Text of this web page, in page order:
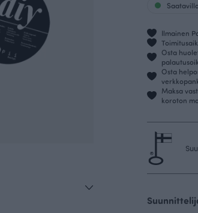
Ilmainen
Osta
Osta
Maksa
koroton